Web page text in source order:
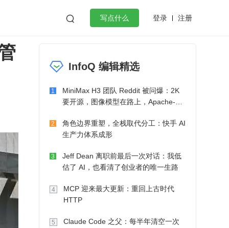
 写点什么 登录 注册
工作
微服务架构 flutter
InfoQ 编辑精选
1
MiniMax H3 团队 Reddit 被问爆：2K
要开源，图像模型在路上，Apache-2.0
2
角色边界重塑，全栈取代分工：快手 AI
生产力体系成形
3
Jeff Dean 离职前最后一次对话：我低
估了 AI，也看清了创业者的唯一生路
4
MCP 迎来最大更新：重回上古时代
HTTP
5
Claude Code 之父：每半年清空一次